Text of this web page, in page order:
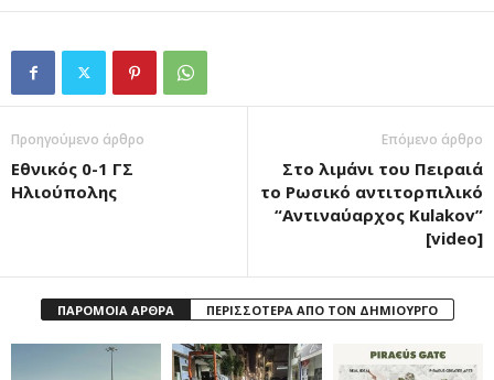
Προηγούμενο άρθρο
Εθνικός 0-1 ΓΣ
Ηλιούπολης
Επόμενο άρθρο
Στο λιμάνι του Πειραιά
το Ρωσικό αντιτορπιλικό
“Αντιναύαρχος Kulakov”
[video]
ΠΑΡΟΜΟΙΑ ΑΡΘΡΑ ΠΕΡΙΣΣΟΤΕΡΑ ΑΠΟ ΤΟΝ ΔΗΜΙΟΥΡΓΟ